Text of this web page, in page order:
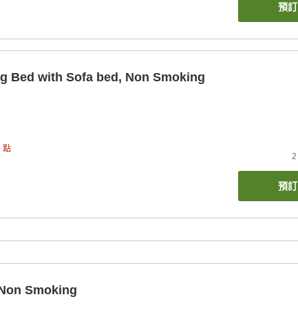
預訂
Bed with Sofa bed, Non Smoking
點
2
預訂
Smoking